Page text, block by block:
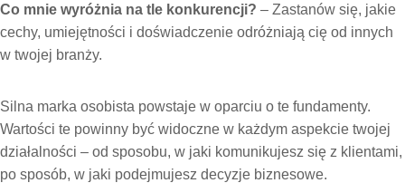
Co mnie wyróżnia na tle konkurencji? – Zastanów się, jakie
cechy, umiejętności i doświadczenie odróżniają cię od innych
w twojej branży.
Silna marka osobista powstaje w oparciu o te fundamenty.
Wartości te powinny być widoczne w każdym aspekcie twojej
działalności – od sposobu, w jaki komunikujesz się z klientami,
po sposób, w jaki podejmujesz decyzje biznesowe.